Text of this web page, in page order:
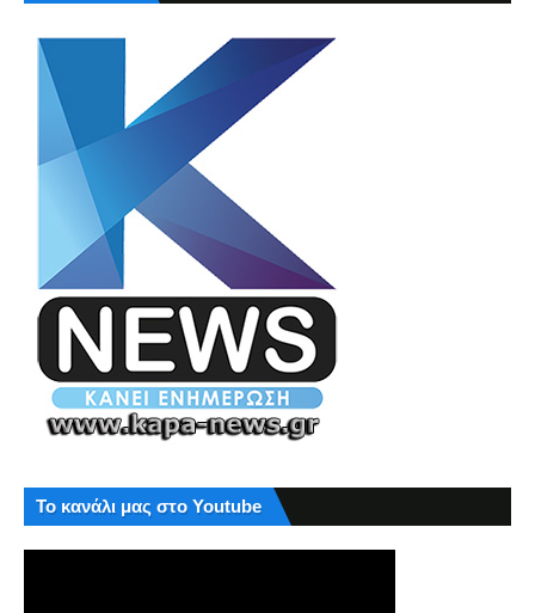
Το κανάλι μας στο Youtube